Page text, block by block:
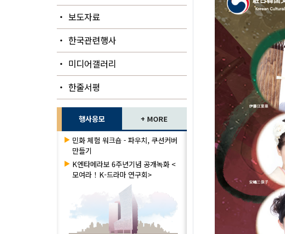
・ 보도자료
・ 한국관련행사
・ 미디어갤러리
・ 한줄서평
행사응모 + MORE
▶ 민화 체험 워크숍 - 파우치, 쿠션커버
만들기
▶ K엔타메라보 6주년기념 공개녹화 <
모여라！K-드라마 연구회>